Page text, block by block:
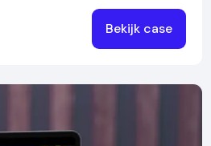
Bekijk case